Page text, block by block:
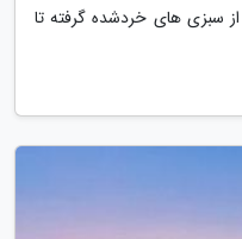
سبزی های خردشده گرفته تا